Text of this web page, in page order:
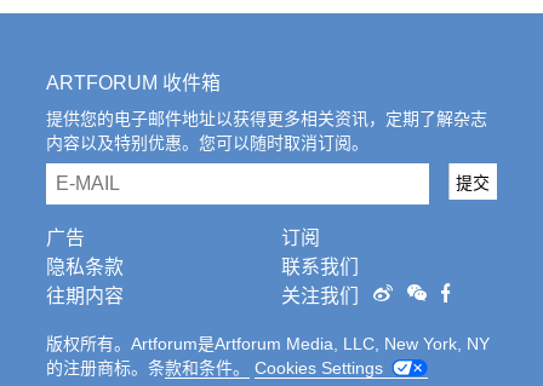
ARTFORUM 收件箱
提供您的电子邮件地址以获得更多相关资讯，定期了解杂志
内容以及特别优惠。您可以随时取消订阅。
email 提交
广告
隐私条款
往期内容
订阅
联系我们
关注我们
版权所有。Artforum是Artforum Media, LLC, New York, NY
的注册商标。条款和条件。 Cookies Settings